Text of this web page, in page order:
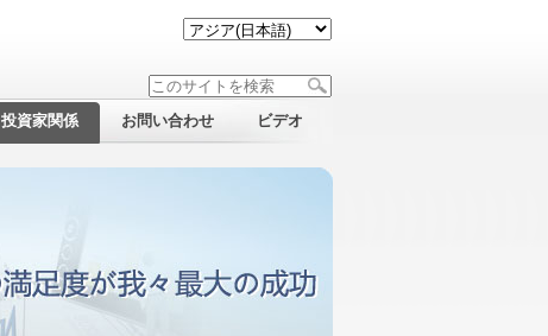
投資家関係 お問い合わせ ビデオ